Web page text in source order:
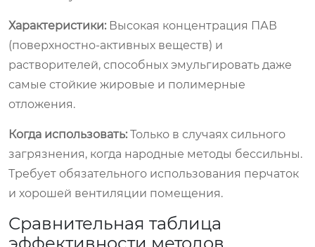
Характеристики: Высокая концентрация ПАВ
(поверхностно-активных веществ) и
растворителей, способных эмульгировать даже
самые стойкие жировые и полимерные
отложения.
Когда использовать: Только в случаях сильного
загрязнения, когда народные методы бессильны.
Требует обязательного использования перчаток
и хорошей вентиляции помещения.
Сравнительная таблица
эффективности методов